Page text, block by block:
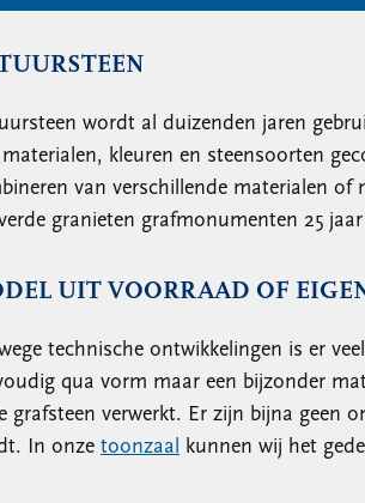
wordt al duizenden jaren
kleuren en steensoorten
van verschillende materialen
granieten grafmonumenten 25
UIT VOORRAAD OF
technische ontwikkelingen is er
qua vorm maar een bijzonder
grafsteen verwerkt. Er zijn bijna geen
In onze toonzaal kunnen wij het